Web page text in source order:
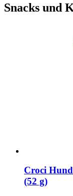
Snacks und
Croci
(52 g)